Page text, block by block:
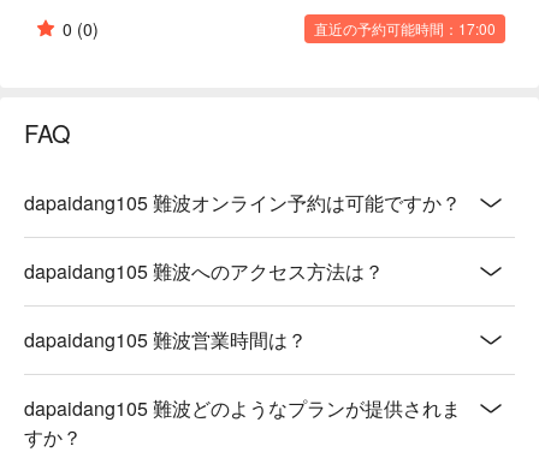
0 (0) 直近の予約可能時間：17:00
FAQ
dapaidang105 難波オンライン予約は可能ですか？
dapaidang105 難波へのアクセス方法は？
dapaidang105 難波営業時間は？
dapaidang105 難波どのようなプランが提供されま
すか？